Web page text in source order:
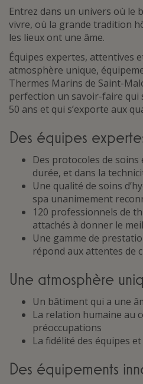
Entrez dans un univers où le
vivre, où la grande tradition
les lieux ont une âme.
Équipes expertes, attentives
atmosphère unique,
Thermes Marins de Saint-
perfection un savoir-faire qui
50 ans et qui s’exporte aux
Des équipes
Des protocoles de soins
durée, et dans la
Une qualité de soins
spa unanimement
120 professionnels de
attachés à donner le
Une gamme de
répond aux attentes de
Une atmosphère
Un bâtiment qui a une
La relation humaine au
préoccupations
La fidélité des équipes
Des équipements